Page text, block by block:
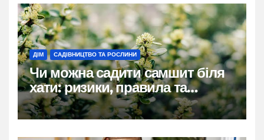
ДІМ САДІВНИЦТВО ТА РОСЛИНИ
Чи можна садити самшит біля
хати: ризики, правила та
практичні рішення